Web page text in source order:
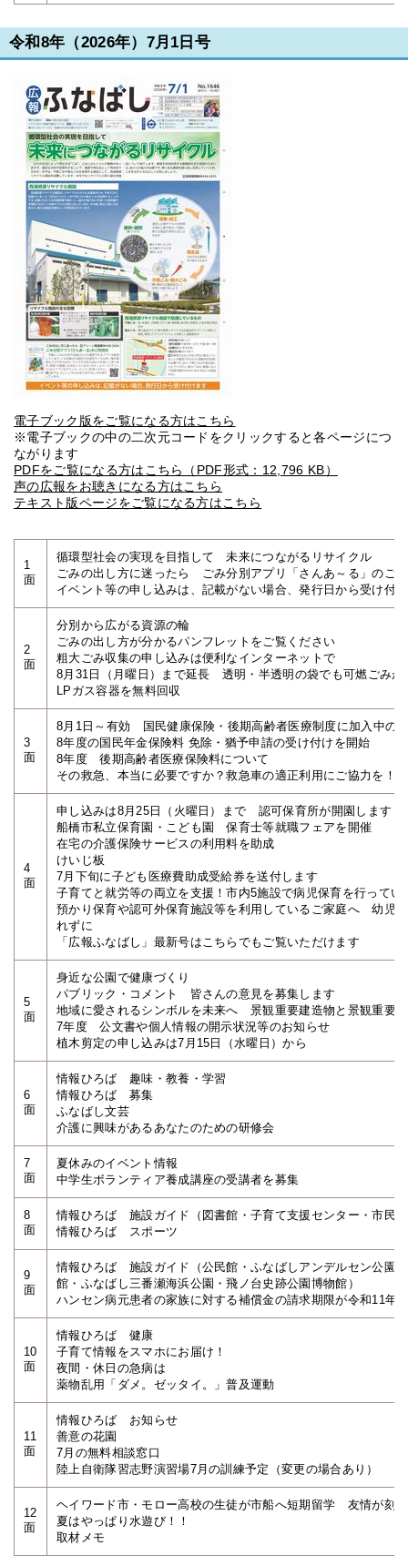
令和8年（2026年）7月1日号
電子ブック版をご覧になる方はこちら
※電子ブックの中の二次元コードをクリックすると各ページにつ
ながります
PDFをご覧になる方はこちら（PDF形式：12,796 KB）
声の広報をお聴きになる方はこちら
テキスト版ページをご覧になる方はこちら
1
面
循環型社会の実現を目指して 未来につながるリサイクル
ごみの出し方に迷ったら ごみ分別アプリ「さんあ～る」のご
イベント等の申し込みは、記載がない場合、発行日から受け付
2
面
分別から広がる資源の輪
ごみの出し方が分かるパンフレットをご覧ください
粗大ごみ収集の申し込みは便利なインターネットで
8月31日（月曜日）まで延長 透明・半透明の袋でも可燃ごみが
LPガス容器を無料回収
3
面
8月1日～有効 国民健康保険・後期高齢者医療制度に加入中の
8年度の国民年金保険料 免除・猶予申請の受け付けを開始
8年度 後期高齢者医療保険料について
その救急、本当に必要ですか？救急車の適正利用にご協力を！
4
面
申し込みは8月25日（火曜日）まで 認可保育所が開園します
船橋市私立保育園・こども園 保育士等就職フェアを開催
在宅の介護保険サービスの利用料を助成
けいじ板
7月下旬に子ども医療費助成受給券を送付します
子育てと就労等の両立を支援！市内5施設で病児保育を行ってい
預かり保育や認可外保育施設等を利用しているご家庭へ 幼児
れずに
「広報ふなばし」最新号はこちらでもご覧いただけます
5
面
身近な公園で健康づくり
パブリック・コメント 皆さんの意見を募集します
地域に愛されるシンボルを未来へ 景観重要建造物と景観重要
7年度 公文書や個人情報の開示状況等のお知らせ
植木剪定の申し込みは7月15日（水曜日）から
6
面
情報ひろば 趣味・教養・学習
情報ひろば 募集
ふなばし文芸
介護に興味があるあなたのための研修会
7
面
夏休みのイベント情報
中学生ボランティア養成講座の受講者を募集
8
面
情報ひろば 施設ガイド（図書館・子育て支援センター・市民
情報ひろば スポーツ
9
面
情報ひろば 施設ガイド（公民館・ふなばしアンデルセン公園
館・ふなばし三番瀬海浜公園・飛ノ台史跡公園博物館）
ハンセン病元患者の家族に対する補償金の請求期限が令和11年
10
面
情報ひろば 健康
子育て情報をスマホにお届け！
夜間・休日の急病は
薬物乱用「ダメ。ゼッタイ。」普及運動
11
面
情報ひろば お知らせ
善意の花園
7月の無料相談窓口
陸上自衛隊習志野演習場7月の訓練予定（変更の場合あり）
12
面
ヘイワード市・モロー高校の生徒が市船へ短期留学 友情が刻
夏はやっぱり水遊び！！
取材メモ